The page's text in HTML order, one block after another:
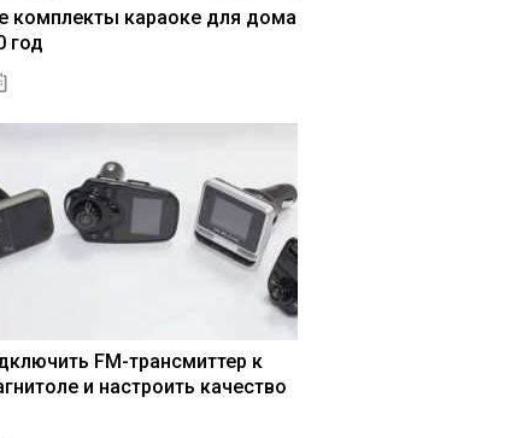
комплекты караоке для дома
год
FM-трансмиттер к
и настроить качество